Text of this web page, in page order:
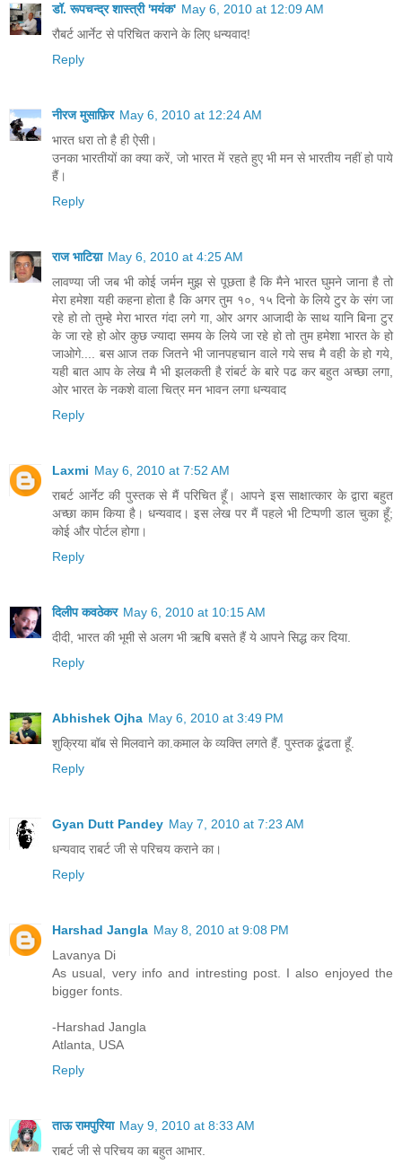
डॉ. रूपचन्द्र शास्त्री 'मयंक' May 6, 2010 at 12:09 AM
रौबर्ट आर्नेट से परिचित कराने के लिए धन्यवाद!
Reply
नीरज मुसाफ़िर May 6, 2010 at 12:24 AM
भारत धरा तो है ही ऐसी।
उनका भारतीयों का क्या करें, जो भारत में रहते हुए भी मन से भारतीय नहीं हो पाये
हैं।
Reply
राज भाटिय़ा May 6, 2010 at 4:25 AM
लावण्या जी जब भी कोई जर्मन मुझ से पूछता है कि मैने भारत घुमने जाना है तो
मेरा हमेशा यही कहना होता है कि अगर तुम १०, १५ दिनो के लिये टुर के संग जा
रहे हो तो तुम्हे मेरा भारत गंदा लगे गा, ओर अगर आजादी के साथ यानि बिना टुर
के जा रहे हो ओर कुछ ज्यादा समय के लिये जा रहे हो तो तुम हमेशा भारत के हो
जाओगे.... बस आज तक जितने भी जानपहचान वाले गये सच मै वही के हो गये,
यही बात आप के लेख मै भी झलकती है रांबर्ट के बारे पढ कर बहुत अच्छा लगा,
ओर भारत के नकशे वाला चित्र मन भावन लगा धन्यवाद
Reply
Laxmi May 6, 2010 at 7:52 AM
राबर्ट आर्नेट की पुस्तक से मैं परिचित हूँ। आपने इस साक्षात्कार के द्वारा बहुत
अच्छा काम किया है। धन्यवाद। इस लेख पर मैं पहले भी टिप्पणी डाल चुका हूँ;
कोई और पोर्टल होगा।
Reply
दिलीप कवठेकर May 6, 2010 at 10:15 AM
दीदी, भारत की भूमी से अलग भी ऋषि बसते हैं ये आपने सिद्ध कर दिया.
Reply
Abhishek Ojha May 6, 2010 at 3:49 PM
शुक्रिया बॉब से मिलवाने का.कमाल के व्यक्ति लगते हैं. पुस्तक ढूंढता हूँ.
Reply
Gyan Dutt Pandey May 7, 2010 at 7:23 AM
धन्यवाद राबर्ट जी से परिचय कराने का।
Reply
Harshad Jangla May 8, 2010 at 9:08 PM
Lavanya Di
As usual, very info and intresting post. I also enjoyed the
bigger fonts.
-Harshad Jangla
Atlanta, USA
Reply
ताऊ रामपुरिया May 9, 2010 at 8:33 AM
राबर्ट जी से परिचय का बहुत आभार.